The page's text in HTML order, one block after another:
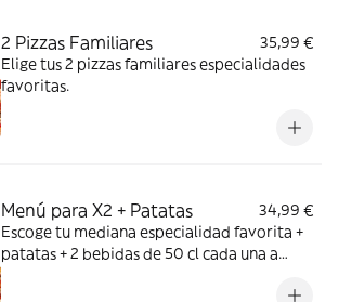
2 Pizzas Familiares
35,99 €
Elige tus 2 pizzas familiares especialidades
favoritas.
Menú para X2 + Patatas
34,99 €
Escoge tu mediana especialidad favorita +
patatas + 2 bebidas de 50 cl cada una a
Fanta de naranja, Fuze tea o Aquarius de